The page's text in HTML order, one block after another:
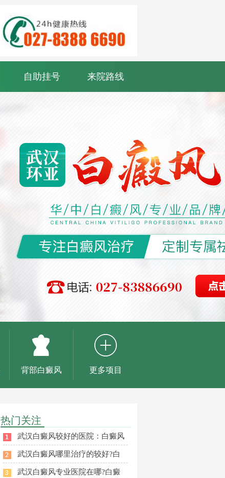
自助挂号 来院路线
背部白癜风 更多项目
热门关注
武汉白癜风较好的医院：白癜风
武汉白癜风哪里治疗的较好?白
武汉白癜风专业医院在哪?白癜